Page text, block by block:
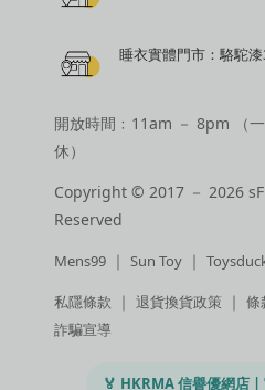
睡衣實體門市：駱駝
開放時間﹕11am － 8pm （
休）
Copyright © 2017 － 2026
Reserved
Mens99 ｜ Sun Toy ｜
私隱條款 ｜ 退貨換貨政策 ｜ 條
詐騙宣導
🏅 HKRMA 信譽優網店